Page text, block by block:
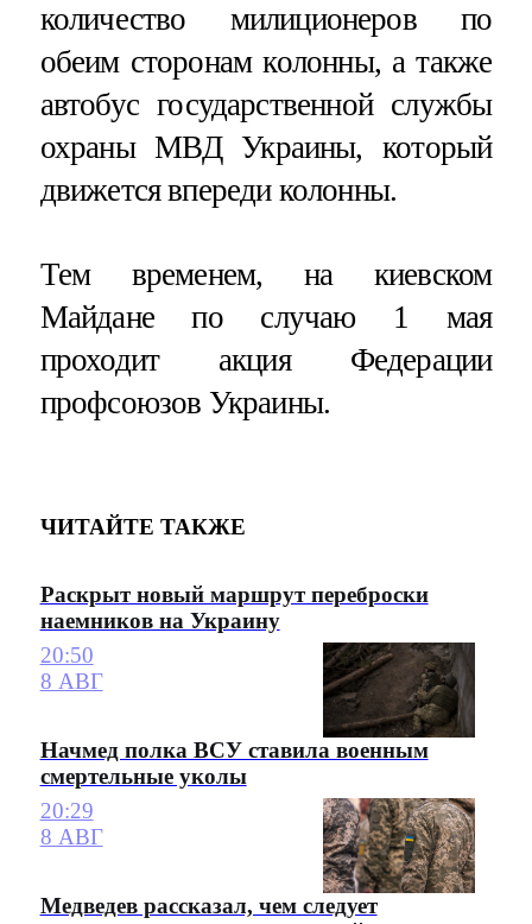
количество милиционеров по
обеим сторонам колонны, а также
автобус государственной службы
охраны МВД Украины, который
движется впереди колонны.
Тем временем, на киевском
Майдане по случаю 1 мая
проходит акция Федерации
профсоюзов Украины.
ЧИТАЙТЕ ТАКЖЕ
Раскрыт новый маршрут переброски
наемников на Украину
20:50
8 АВГ
Начмед полка ВСУ ставила военным
смертельные уколы
20:29
8 АВГ
Медведев рассказал, чем следует